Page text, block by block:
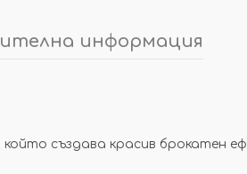
информация
създава красив брокатен